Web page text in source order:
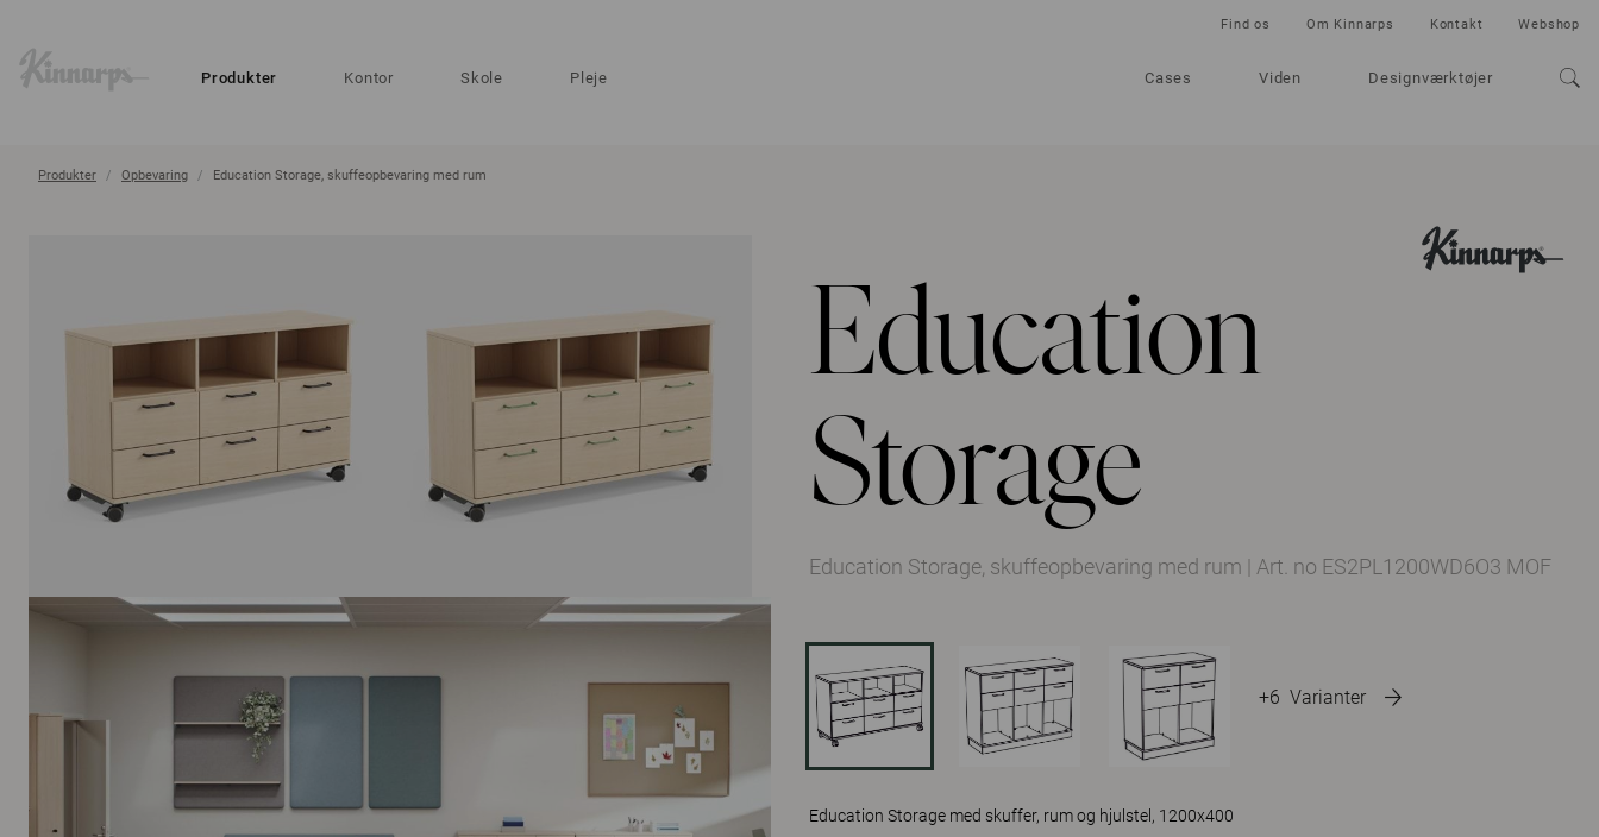
Produkter Kontor Skole Pleje Cases Viden Designværktøjer
Find os Om Kinnarps Kontakt Webshop
Produkter Opbevaring Education Storage, skuffeopbevaring med rum
Education
Storage
+6 Varianter
Education Storage, skuffeopbevaring med rum | Art. no ES2PL1200WD6O3 MOF
Education Storage med skuffer, rum og hjulstel, 1200x400